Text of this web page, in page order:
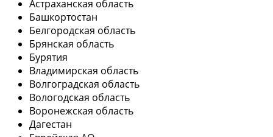
Астраханская область
Башкортостан
Белгородская область
Брянская область
Бурятия
Владимирская область
Волгоградская область
Вологодская область
Воронежская область
Дагестан